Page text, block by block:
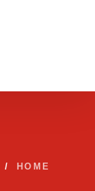
HOME
/